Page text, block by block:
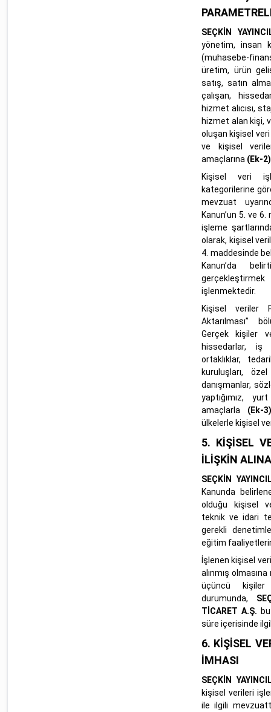
SEÇKİN
yönetim, insan
(muhasebe-
üretim, ürün
satış, satın
çalışan,
hizmet alıcısı,
hizmet alan kişi,
oluşan kişisel
ve kişisel
amaçlarına (Ek-2)
Kişisel veri
kategorilerine
mevzuat
Kanun’un 5. ve
işleme
olarak, kişisel
4. maddesinde
Kanun’da
işlenmektedir.
Kişisel veriler
Aktarılması”
Gerçek kişiler
hissedarlar, iş
ortaklıklar,
kuruluşları,
danışmanlar,
yaptığımız,
amaçlarla (Ek-3)
ülkelerle kişisel
5. KİŞİSEL
İLİŞKİN
SEÇKİN
Kanunda
olduğu kişisel
teknik ve idari
gerekli
eğitim
İşlenen kişisel
alınmış
üçüncü kişiler
durumunda,
TİCARET A.Ş.
süre içerisinde
6. KİŞİSEL
İMHASI
SEÇKİN
kişisel verileri
ile ilgili